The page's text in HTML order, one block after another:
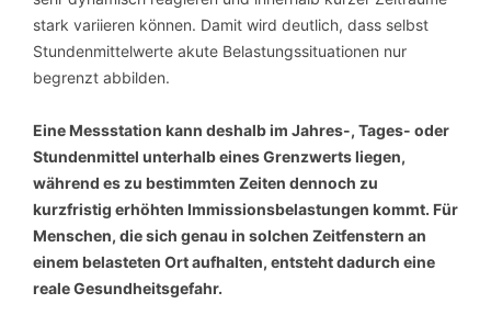
stark variieren können. Damit wird deutlich, dass selbst
Stundenmittelwerte akute Belastungssituationen nur
begrenzt abbilden.
Eine Messstation kann deshalb im Jahres-, Tages- oder
Stundenmittel unterhalb eines Grenzwerts liegen,
während es zu bestimmten Zeiten dennoch zu
kurzfristig erhöhten Immissionsbelastungen kommt. Für
Menschen, die sich genau in solchen Zeitfenstern an
einem belasteten Ort aufhalten, entsteht dadurch eine
reale Gesundheitsgefahr.